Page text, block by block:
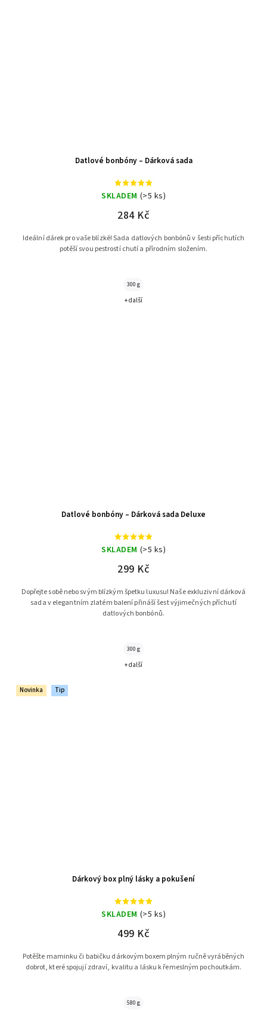
Datlové bonbóny – Dárková sada
SKLADEM (>5 ks)
284 Kč
Ideální dárek pro vaše blízké! Sada datlových bonbónů v šesti příchutích
potěší svou pestrostí chutí a přírodním složením.
300 g
+ další
Datlové bonbóny – Dárková sada Deluxe
SKLADEM (>5 ks)
299 Kč
Dopřejte sobě nebo svým blízkým špetku luxusu! Naše exkluzivní dárková
sada v elegantním zlatém balení přináší šest výjimečných příchutí
datlových bonbónů.
300 g
+ další
Novinka Tip
Dárkový box plný lásky a pokušení
SKLADEM (>5 ks)
499 Kč
Potěšte maminku či babičku dárkovým boxem plným ručně vyráběných
dobrot, které spojují zdraví, kvalitu a lásku k řemeslným pochoutkám.
580 g